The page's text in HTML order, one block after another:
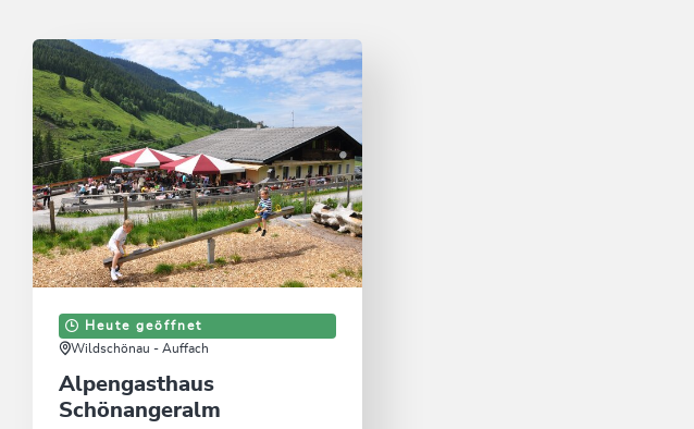
Heute geöffnet
Wildschönau - Auffach
Alpengasthaus
Schönangeralm